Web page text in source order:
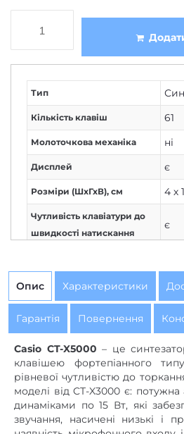
Тип
Кількість клавіш 61
Молоточкова механіка ні
Дисплей є
Розміри (ШxГхВ), см 4 х
Чутливість клавіатури до
швидкості натискання
є
Рівень
Мікрофон ні
Ефекти
Автоакомпанемент,
кількість стилів
Кількість треків для запису
Опис Характеристики
Гарантія Повернення
Casio CT-X5000– це
клавішею фортепіанного
рівневої чутливістю до
моделі від CT-X3000 є:
динаміками по 15 Вт, які
звучання, насичені низькі і